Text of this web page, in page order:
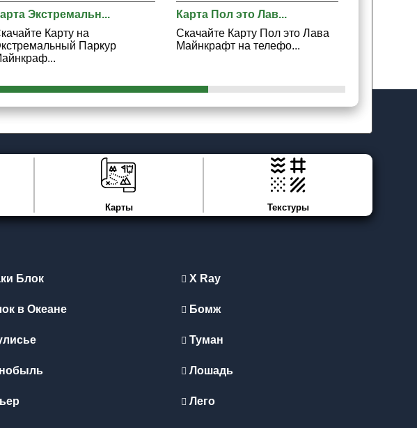
Экстремальн...
Карту на
Паркур
Карта Пол это Лав...
Скачайте Карту Пол это Лава
Майнкрафт на телефо...
Карты Текстуры
Блок
в Океане
X Ray
Бомж
Туман
Лошадь
Лего